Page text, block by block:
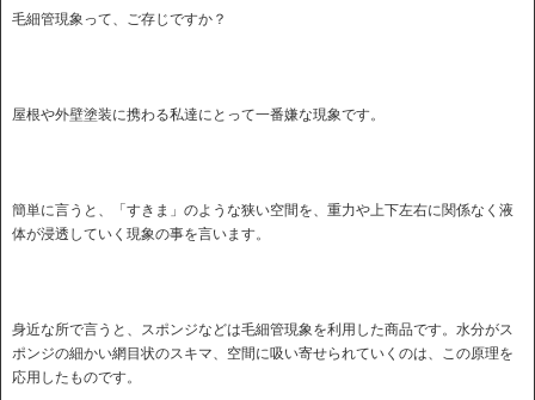
毛細管現象って、ご存じですか？
屋根や外壁塗装に携わる私達にとって一番嫌な現象です。
簡単に言うと、「すきま」のような狭い空間を、重力や上下左右に関係なく液
体が浸透していく現象の事を言います。
身近な所で言うと、スポンジなどは毛細管現象を利用した商品です。水分がス
ポンジの細かい網目状のスキマ、空間に吸い寄せられていくのは、この原理を
応用したものです。